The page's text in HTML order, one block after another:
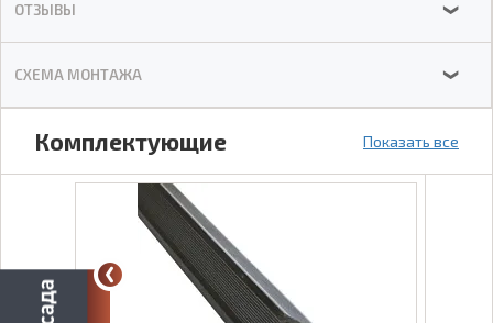
ОТЗЫВЫ ❯
СХЕМА МОНТАЖА ❯
Комплектующие Показать все